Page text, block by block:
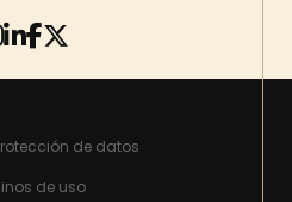
de datos
de uso